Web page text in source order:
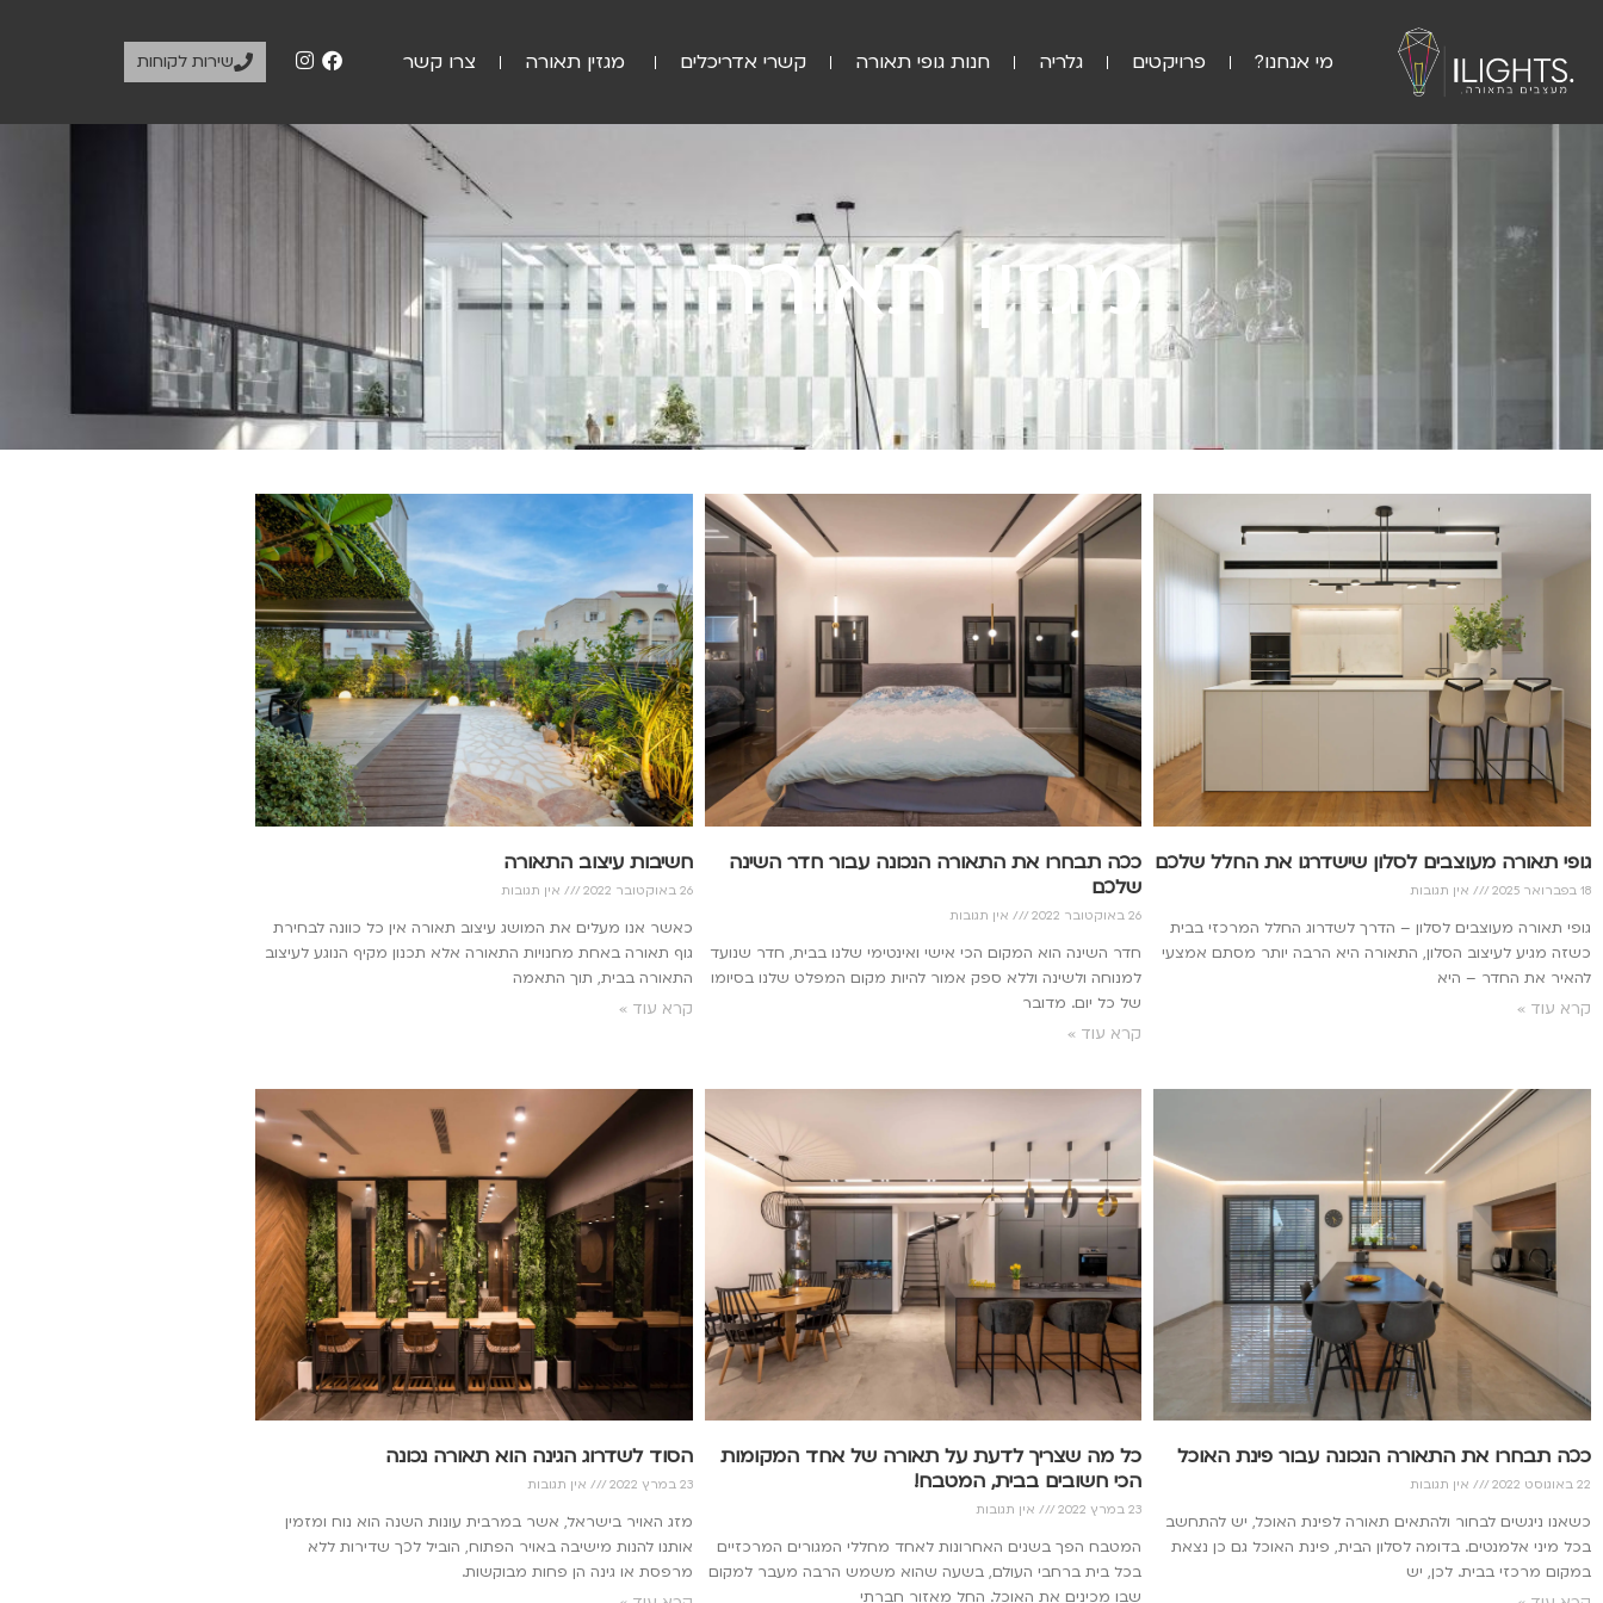
מי אנחנו? פרויקטים גלריה חנות גופי תאורה קשרי אדריכלים מגזין תאורה צרו קשר שירות לקוחות
מגזין תאורה
גופי תאורה מעוצבים לסלון שישדרגו את החלל שלכם
18 בפברואר 2025 אין תגובות
גופי תאורה מעוצבים לסלון – הדרך לשדרוג החלל המרכזי בבית
כשזה מגיע לעיצוב הסלון, התאורה היא הרבה יותר מסתם אמצעי
להאיר את החדר – היא
קרא עוד »
ככה תבחרו את התאורה הנכונה עבור חדר השינה
שלכם
26 באוקטובר 2022 אין תגובות
חדר השינה הוא המקום הכי אישי ואינטימי שלנו בבית, חדר שנועד
למנוחה ולשינה וללא ספק אמור להיות מקום המפלט שלנו בסיומו
של כל יום. מדובר
קרא עוד »
חשיבות עיצוב התאורה
26 באוקטובר 2022 אין תגובות
כאשר אנו מעלים את המושג עיצוב תאורה אין כל כוונה לבחירת
גוף תאורה באחת מחנויות התאורה אלא תכנון מקיף הנוגע לעיצוב
התאורה בבית, תוך התאמה
קרא עוד »
ככה תבחרו את התאורה הנכונה עבור פינת האוכל
22 באוגוסט 2022 אין תגובות
כשאנו ניגשים לבחור ולהתאים תאורה לפינת האוכל, יש להתחשב
בכל מיני אלמנטים. בדומה לסלון הבית, פינת האוכל גם כן נצאת
במקום מרכזי בבית. לכן, יש
כל מה שצריך לדעת על תאורה של אחד המקומות
הכי חשובים בבית, המטבח!
23 במרץ 2022 אין תגובות
המטבח הפך בשנים האחרונות לאחד מחללי המגורים המרכזיים
בכל בית ברחבי העולם, בשעה שהוא משמש הרבה מעבר למקום
שבו מכינים את האוכל. החל מאזור חברתי
הסוד לשדרוג הגינה הוא תאורה נכונה
23 במרץ 2022 אין תגובות
מזג האויר בישראל, אשר במרבית עונות השנה הוא נוח ומזמין
אותנו להנות מישיבה באויר הפתוח, הוביל לכך שדירות ללא
מרפסת או גינה הן פחות מבוקשות.